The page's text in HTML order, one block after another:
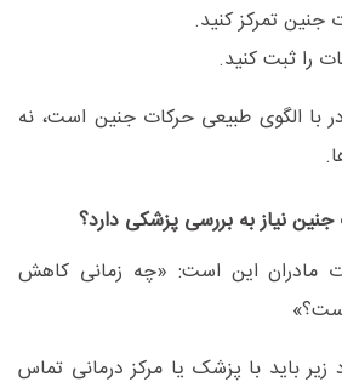
جنین تمرکز کنید.
را ثبت کنید.
با الگوی طبیعی حرکات جنین است، نه
.
نیاز به بررسی پزشکی دارد؟
مادران این است: «چه زمانی کاهش
»
باید با پزشک یا مرکز درمانی تماس